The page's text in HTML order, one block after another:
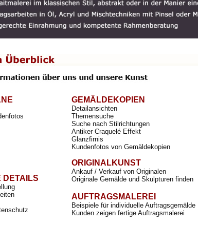
DETAILS
GEMÄLDEKOPIEN
Detailansichten
Themensuche
Suche nach Stilrichtungen
Antiker Craquelé Effekt
Glanzfirnis
Kundenfotos von Gemäldekopien
ORIGINALKUNST
Ankauf / Verkauf von Originalen
Originale Gemälde und Skulpturen finden
AUFTRAGSMALEREI
Beispiele für individuelle Auftragsgemälde
Kunden zeigen fertige Auftragsmalerei